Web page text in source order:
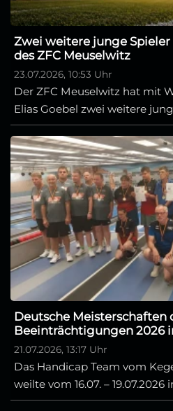
Zwei weitere junge
des ZFC Meuselwitz
23.07.2026, 10:53 Uhr
Der ZFC Meuselwitz hat mit
Elias Goebel zwei weitere
Deutsche
Beeinträchtigungen 2026
21.07.2026, 13:17 Uhr
Das Handicap Team vom
weilte vom 16.07. – 19.07.2026